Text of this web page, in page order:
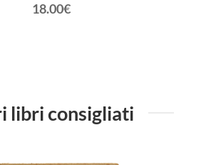
18.00€
libri consigliati